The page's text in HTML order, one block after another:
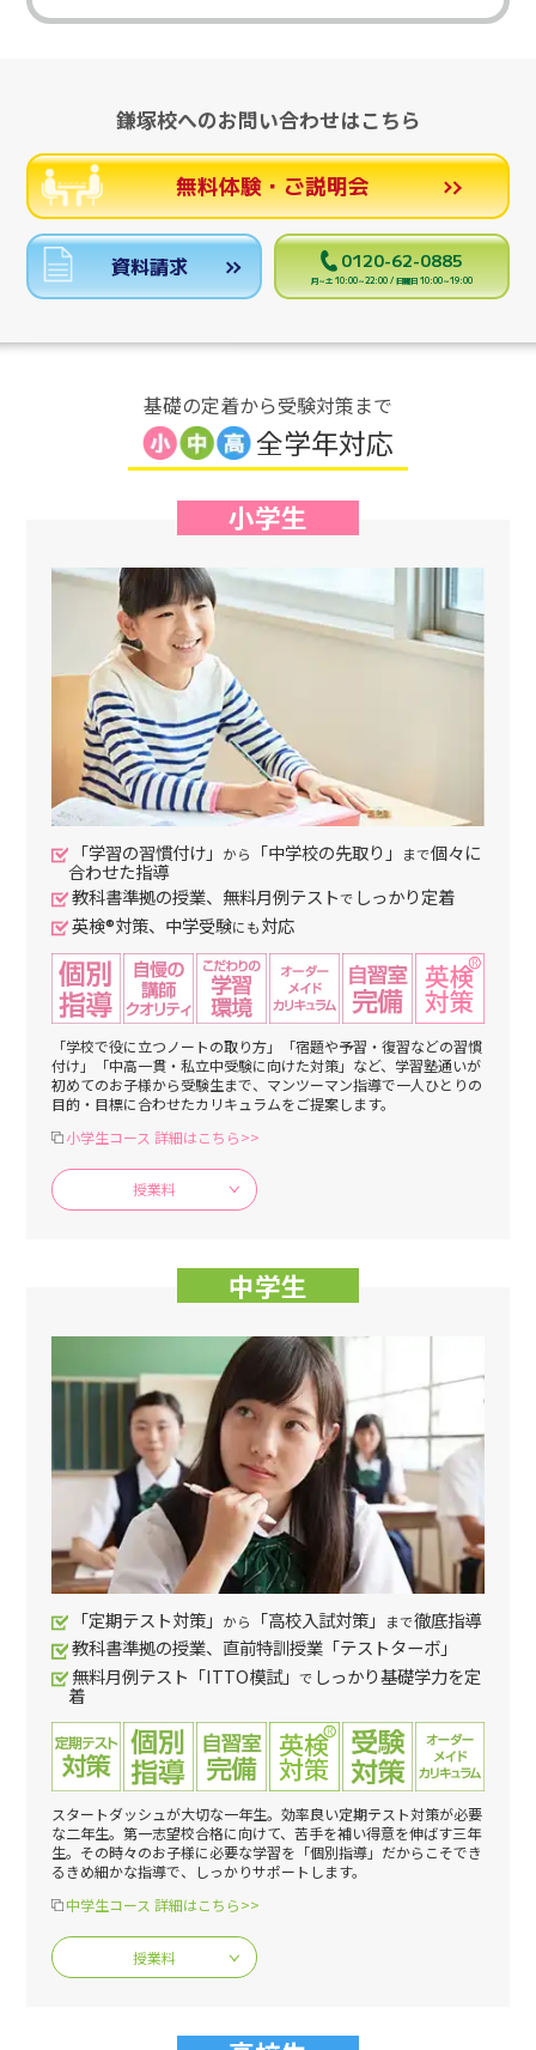
鎌塚校へのお問い合わせはこちら
無料体験・ご説明会
資料請求 0120-62-0885
月～土 10:00～22:00 / 日曜日 10:00～19:00
基礎の定着から受験対策まで
全学年対応
小学生
「学習の習慣付け」 から 「中学校の先取り」 まで個々に
合わせた指導
教科書準拠の授業、無料月例テストで しっかり定着
英検®対策、中学受験にも対応
「学校で役に立つノートの取り方」「宿題や予習・復習などの習慣
付け」「中高一貫・私立中受験に向けた対策」など、学習塾通いが
初めてのお子様から受験生まで、マンツーマン指導で一人ひとりの
目的・目標に合わせたカリキュラムをご提案します。
小学生コース 詳細はこちら>>
授業料
中学生
「定期テスト対策」 から 「高校入試対策」 まで徹底指導
教科書準拠の授業、直前特訓授業「テストターボ」
無料月例テスト「ITTO模試」 で しっかり基礎学力を定
着
スタートダッシュが大切な一年生。効率良い定期テスト対策が必要
な二年生。第一志望校合格に向けて、苦手を補い得意を伸ばす三年
生。その時々のお子様に必要な学習を「個別指導」だからこそでき
るきめ細かな指導で、しっかりサポートします。
中学生コース 詳細はこちら>>
授業料